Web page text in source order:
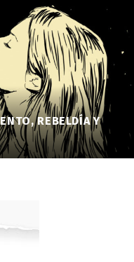
REBELDÍA Y